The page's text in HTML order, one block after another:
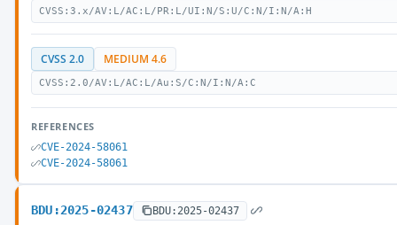
CVSS:3.x/AV:L/AC:L/PR:L/UI:N/S:U/C:N/I:N/A:H
CVSS 2.0 MEDIUM 4.6
CVSS:2.0/AV:L/AC:L/Au:S/C:N/I:N/A:C
REFERENCES
CVE-2024-58061
CVE-2024-58061
BDU:2025-02437 BDU:2025-02437